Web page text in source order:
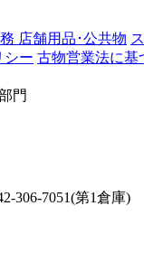
店舗用品･公共物
シー 古物営業法に基
門
306-7051(第1倉庫)